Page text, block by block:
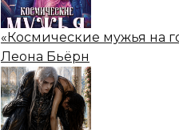
«Космические мужья на
Леона Бьёрн